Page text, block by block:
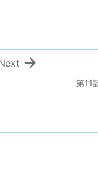
第11
